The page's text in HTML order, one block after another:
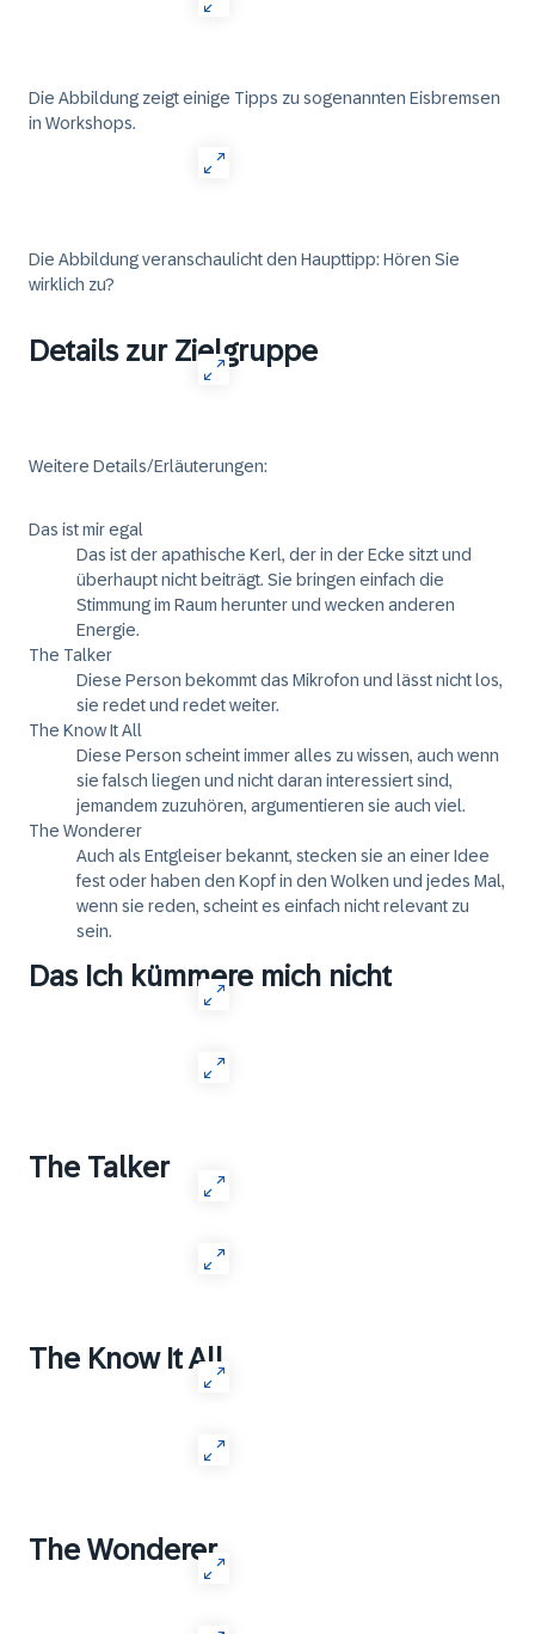
Die Abbildung zeigt einige Tipps zu sogenannten Eisbremsen
in Workshops.
Die Abbildung veranschaulicht den Haupttipp: Hören Sie
wirklich zu?
Details zur Zielgruppe
Weitere Details/Erläuterungen:
Das ist mir egal
Das ist der apathische Kerl, der in der Ecke sitzt und
überhaupt nicht beiträgt. Sie bringen einfach die
Stimmung im Raum herunter und wecken anderen
Energie.
The Talker
Diese Person bekommt das Mikrofon und lässt nicht los,
sie redet und redet weiter.
The Know It All
Diese Person scheint immer alles zu wissen, auch wenn
sie falsch liegen und nicht daran interessiert sind,
jemandem zuzuhören, argumentieren sie auch viel.
The Wonderer
Auch als Entgleiser bekannt, stecken sie an einer Idee
fest oder haben den Kopf in den Wolken und jedes Mal,
wenn sie reden, scheint es einfach nicht relevant zu
sein.
Das Ich kümmere mich nicht
The Talker
The Know It All
The Wonderer